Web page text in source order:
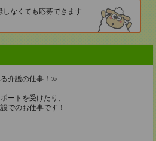
しなくても応募できます
介護の仕事！≫
ートを受けたり、
でのお仕事です！